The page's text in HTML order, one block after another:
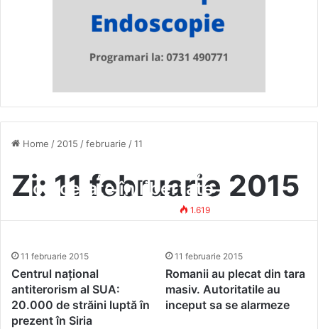
Home / 2015 /februarie /11
Zi: 11 februarie 2015
cercetate în libertate
1.619
11 februarie 2015
Centrul național
antiterorism al SUA:
20.000 de străini luptă în
prezent în Siria
11 februarie 2015
Romanii au plecat din tara
masiv. Autoritatile au
inceput sa se alarmeze